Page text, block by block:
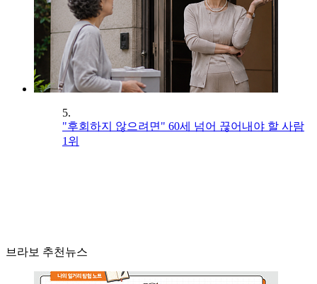
5.
"후회하지 않으려면" 60세 넘어 끊어내야 할 사람
1위
브라보 추천뉴스